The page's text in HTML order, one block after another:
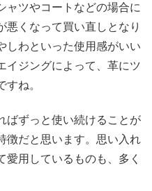
ャツやコートなどの場合に
悪くなって買い直しとなり
しわといった使用感がいい
イジングによって、革にツ
ね。
ばずっと使い続けることが
徴だと思います。思い入れ
用しているものも、多く